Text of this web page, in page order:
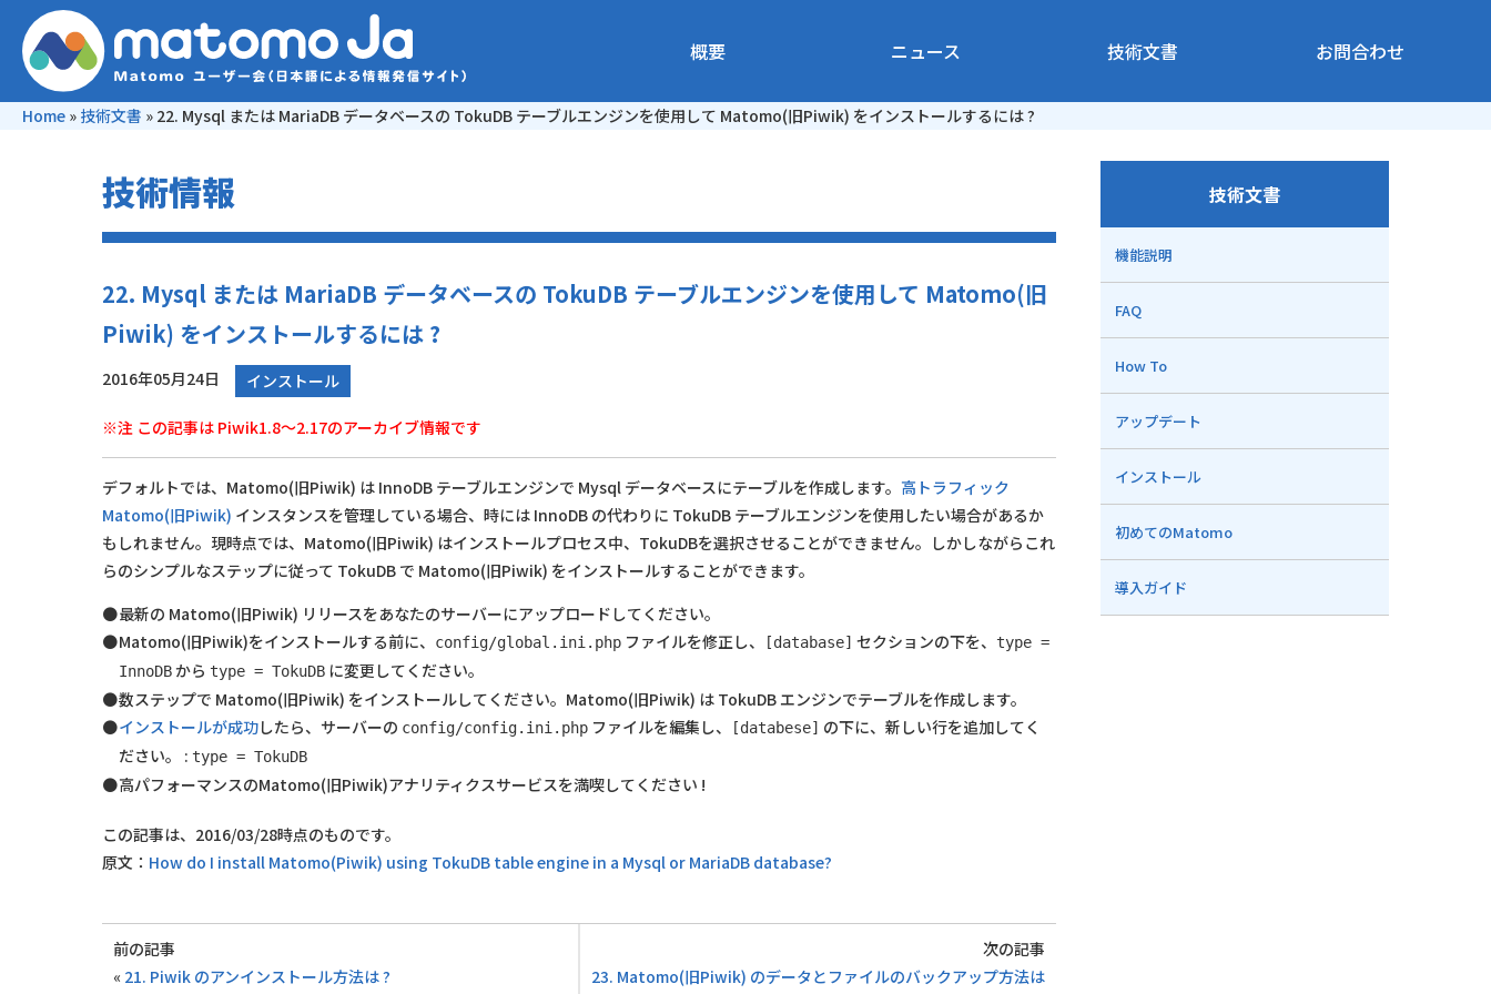
概要 ニュース 技術文書 お問合わせ
Home » 技術文書 » 22. Mysql または MariaDB データベースの TokuDB テーブルエンジンを使用して Matomo(旧Piwik) をインストールするには ?
技術情報
22. Mysql または MariaDB データベースの TokuDB テーブルエンジンを使用して Matomo(旧
Piwik) をインストールするには ?
2016年05月24日 インストール
※注 この記事は Piwik1.8～2.17のアーカイブ情報です
デフォルトでは、Matomo(旧Piwik) は InnoDB テーブルエンジンで Mysql データベースにテーブルを作成します。 高トラフィック
Matomo(旧Piwik) インスタンスを管理している場合、時には InnoDB の代わりに TokuDB テーブルエンジンを使用したい場合があるか
もしれません。現時点では、Matomo(旧Piwik) はインストールプロセス中、TokuDBを選択させることができません。しかしながらこれ
らのシンプルなステップに従って TokuDB で Matomo(旧Piwik) をインストールすることができます。
最新の Matomo(旧Piwik) リリースをあなたのサーバーにアップロードしてください。
Matomo(旧Piwik)をインストールする前に、
config/global.ini.php ファイルを修正し、 [database] セクションの下を、
type =
InnoDBから type = TokuDB に変更してください。
数ステップで Matomo(旧Piwik) をインストールしてください。Matomo(旧Piwik) は TokuDB エンジンでテーブルを作成します。
インストールが成功したら、サーバーの config/config.ini.php ファイルを編集し、 [databese] の下に、新しい行を追加してく
ださい。 : type = TokuDB
高パフォーマンスのMatomo(旧Piwik)アナリティクスサービスを満喫してください !
この記事は、2016/03/28時点のものです。
原文： How do I install Matomo(Piwik) using TokuDB table engine in a Mysql or MariaDB database?
前の記事
« 21. Piwik のアンインストール方法は ?
次の記事
23. Matomo(旧Piwik) のデータとファイルのバックアップ方法は
技術文書
機能説明
FAQ
How To
アップデート
インストール
初めてのMatomo
導入ガイド